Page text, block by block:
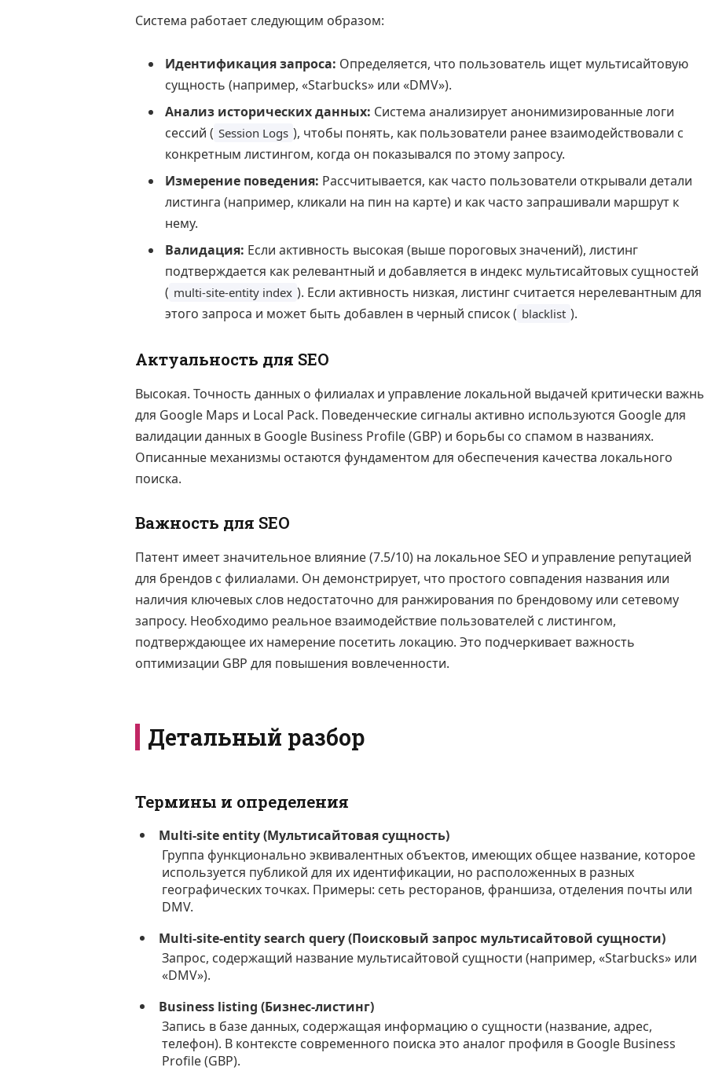
Система работает следующим образом:
Идентификация запроса: Определяется, что пользователь ищет мультисайтовую
сущность (например, «Starbucks» или «DMV»).
Анализ исторических данных: Система анализирует анонимизированные логи
сессий ( Session Logs ), чтобы понять, как пользователи ранее взаимодействовали с
конкретным листингом, когда он показывался по этому запросу.
Измерение поведения: Рассчитывается, как часто пользователи открывали детали
листинга (например, кликали на пин на карте) и как часто запрашивали маршрут к
нему.
Валидация: Если активность высокая (выше пороговых значений), листинг
подтверждается как релевантный и добавляется в индекс мультисайтовых сущностей
( multi-site-entity index ). Если активность низкая, листинг считается нерелевантным для
этого запроса и может быть добавлен в черный список ( blacklist ).
Актуальность для SEO
Высокая. Точность данных о филиалах и управление локальной выдачей критически
для Google Maps и Local Pack. Поведенческие сигналы активно используются Google для
валидации данных в Google Business Profile (GBP) и борьбы со спамом в названиях.
Описанные механизмы остаются фундаментом для обеспечения качества локального
поиска.
Важность для SEO
Патент имеет значительное влияние (7.5/10) на локальное SEO и управление репутацией
для брендов с филиалами. Он демонстрирует, что простого совпадения названия или
наличия ключевых слов недостаточно для ранжирования по брендовому или сетевому
запросу. Необходимо реальное взаимодействие пользователей с листингом,
подтверждающее их намерение посетить локацию. Это подчеркивает важность
оптимизации GBP для повышения вовлеченности.
Детальный разбор
Термины и определения
Multi-site entity (Мультисайтовая сущность)
Группа функционально эквивалентных объектов, имеющих общее название, которое
используется публикой для их идентификации, но расположенных в разных
географических точках. Примеры: сеть ресторанов, франшиза, отделения почты или
DMV.
Multi-site-entity search query (Поисковый запрос мультисайтовой сущности)
Запрос, содержащий название мультисайтовой сущности (например, «Starbucks» или
«DMV»).
Business listing (Бизнес-листинг)
Запись в базе данных, содержащая информацию о сущности (название, адрес,
телефон). В контексте современного поиска это аналог профиля в Google Business
Profile (GBP).